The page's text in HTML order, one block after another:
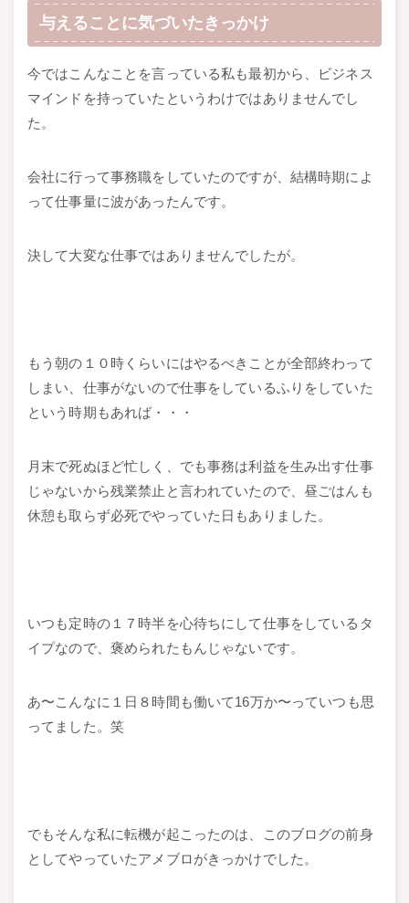
与えることに気づいたきっかけ
今ではこんなことを言っている私も最初から、ビジネス
マインドを持っていたというわけではありませんでし
た。
会社に行って事務職をしていたのですが、結構時期によ
って仕事量に波があったんです。
決して大変な仕事ではありませんでしたが。
もう朝の１０時くらいにはやるべきことが全部終わって
しまい、仕事がないので仕事をしているふりをしていた
という時期もあれば・・・
月末で死ぬほど忙しく、でも事務は利益を生み出す仕事
じゃないから残業禁止と言われていたので、昼ごはんも
休憩も取らず必死でやっていた日もありました。
いつも定時の１７時半を心待ちにして仕事をしているタ
イプなので、褒められたもんじゃないです。
あ〜こんなに１日８時間も働いて16万か〜っていつも思
ってました。笑
でもそんな私に転機が起こったのは、このブログの前身
としてやっていたアメブロがきっかけでした。